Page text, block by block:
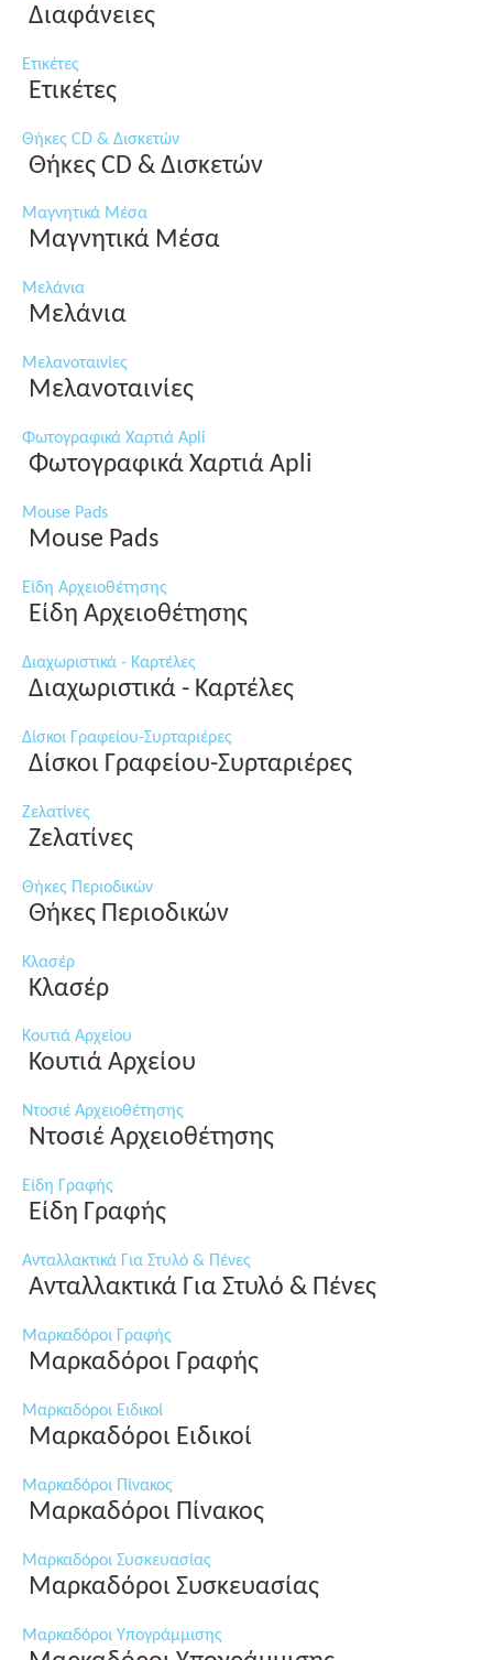
Διαφάνειες
Ετικέτες
Ετικέτες
Θήκες CD & Δισκετών
Θήκες CD & Δισκετών
Μαγνητικά Μέσα
Μαγνητικά Μέσα
Μελάνια
Μελάνια
Μελανοταινίες
Μελανοταινίες
Φωτογραφικά Χαρτιά Apli
Φωτογραφικά Χαρτιά Apli
Mouse Pads
Mouse Pads
Είδη Αρχειοθέτησης
Είδη Αρχειοθέτησης
Διαχωριστικά - Καρτέλες
Διαχωριστικά - Καρτέλες
Δίσκοι Γραφείου-Συρταριέρες
Δίσκοι Γραφείου-Συρταριέρες
Ζελατίνες
Ζελατίνες
Θήκες Περιοδικών
Θήκες Περιοδικών
Κλασέρ
Κλασέρ
Κουτιά Αρχείου
Κουτιά Αρχείου
Ντοσιέ Αρχειοθέτησης
Ντοσιέ Αρχειοθέτησης
Είδη Γραφής
Είδη Γραφής
Ανταλλακτικά Για Στυλό & Πένες
Ανταλλακτικά Για Στυλό & Πένες
Μαρκαδόροι Γραφής
Μαρκαδόροι Γραφής
Μαρκαδόροι Ειδικοί
Μαρκαδόροι Ειδικοί
Μαρκαδόροι Πίνακος
Μαρκαδόροι Πίνακος
Μαρκαδόροι Συσκευασίας
Μαρκαδόροι Συσκευασίας
Μαρκαδόροι Υπογράμμισης